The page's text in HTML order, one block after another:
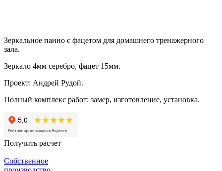
Зеркальное панно с фацетом для домашнего тренажерного
зала.
Зеркало 4мм серебро, фацет 15мм.
Проект: Андрей Рудой.
Полный комплекс работ: замер, изготовление, установка.
Получить расчет
Собственное